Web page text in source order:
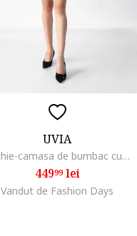
UVIA
Rochie-camasa de bumbac cu decupaje, Albastru
44999lei
Vandut de Fashion Days